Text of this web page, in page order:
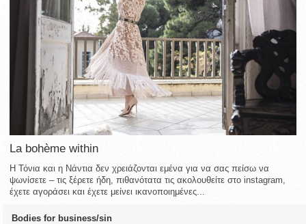
La bohème within
Η Τόνια και η Νάντια δεν χρειάζονται εμένα για να σας πείσω να
ψωνίσετε – τις ξέρετε ήδη, πιθανότατα τις ακολουθείτε στο instagram,
έχετε αγοράσει και έχετε μείνει ικανοποιημένες...
Bodies for business/sin